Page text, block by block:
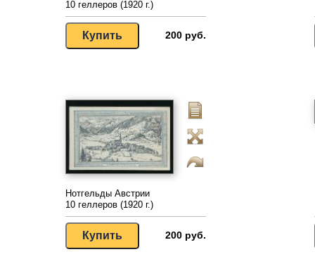
10 геллеров (1920 г.)
200 руб.
Нотгельды Австрии
10 геллеров (1920 г.)
200 руб.